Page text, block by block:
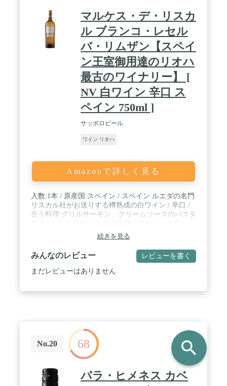
マルケス・デ・リスカ
ル ブランコ・レセル
バ・リムザン【スペイ
ン王室御用達のリオハ
最古のワイナリー】 [
NV 白ワイン 辛口 ス
ペイン 750ml ]
サッポロビール
ワイン リオハ
Amazonで詳しく見る
入数:1本 / 原産国:スペイン / スペイン ルエダの名門
リスカル社がお送りする樽熟成の白ワイン / 辛口 /
合う料理:グリルサーモン、クリームソースのパスタ
数:14.0% / 容器:ボトル / フランス産オーク樽で発酵
しています。シュール・リー製法にて澱とコンタク
トを行ない、しっかりした味わいに仕上げました。
砂丘の多い土壌のため、エキス分の多い熟成向きの
ワインが生まれました。 / 白ワイン
続きを見る
みんなのレビュー レビューを書く
まだレビューはありません
No.20 68
パラ・ヒメネス カベ
search